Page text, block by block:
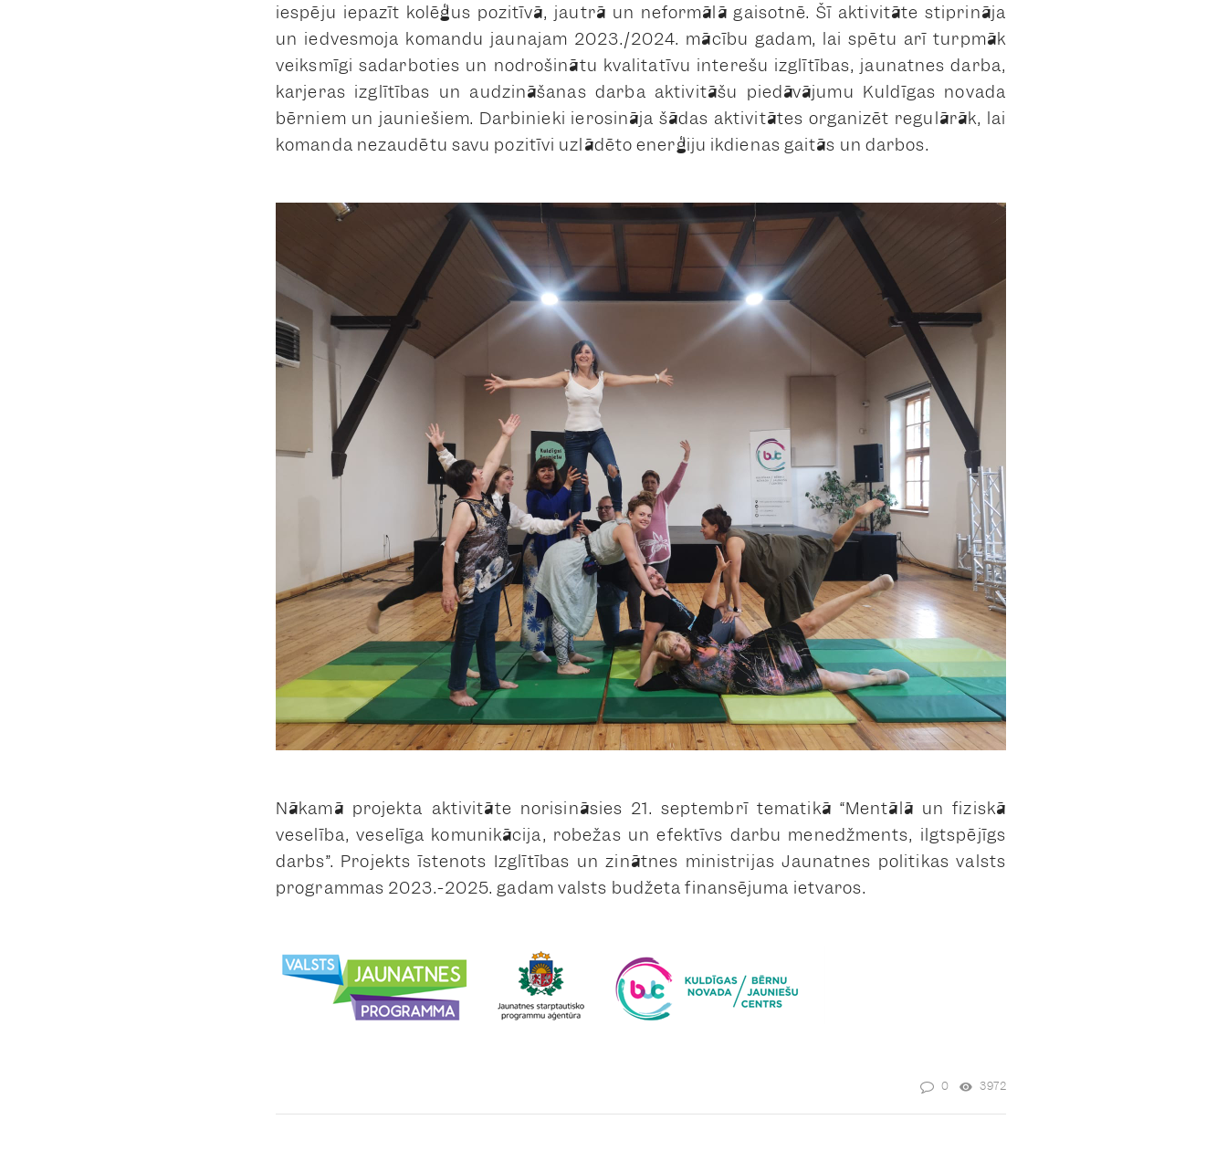
iespēju iepazīt kolēģus pozitīvā, jautrā un neformālā gaisotnē. Šī aktivitāte stiprināja
un iedvesmoja komandu jaunajam 2023./2024. mācību gadam, lai spētu arī turpmāk
veiksmīgi sadarboties un nodrošinātu kvalitatīvu interešu izglītības, jaunatnes darba,
karjeras izglītības un audzināšanas darba aktivitāšu piedāvājumu Kuldīgas novada
bērniem un jauniešiem. Darbinieki ierosināja šādas aktivitātes organizēt regulārāk, lai
komanda nezaudētu savu pozitīvi uzlādēto enerģiju ikdienas gaitās un darbos.
Nākamā projekta aktivitāte norisināsies 21. septembrī tematikā “Mentālā un fiziskā
veselība, veselīga komunikācija, robežas un efektīvs darbu menedžments, ilgtspējīgs
darbs”. Projekts īstenots Izglītības un zinātnes ministrijas Jaunatnes politikas valsts
programmas 2023.-2025. gadam valsts budžeta finansējuma ietvaros.
0 3972